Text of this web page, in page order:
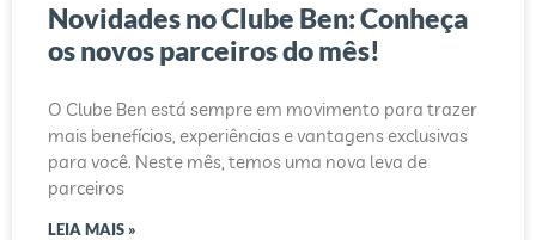
Novidades no Clube Ben: Conheça
os novos parceiros do mês!
O Clube Ben está sempre em movimento para trazer
mais benefícios, experiências e vantagens exclusivas
para você. Neste mês, temos uma nova leva de
parceiros
LEIA MAIS »